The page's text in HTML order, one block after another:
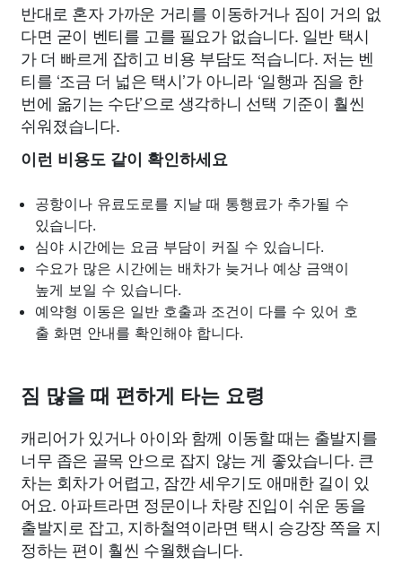
반대로 혼자 가까운 거리를 이동하거나 짐이 거의 없
다면 굳이 벤티를 고를 필요가 없습니다. 일반 택시
가 더 빠르게 잡히고 비용 부담도 적습니다. 저는 벤
티를 ‘조금 더 넓은 택시’가 아니라 ‘일행과 짐을 한
번에 옮기는 수단’으로 생각하니 선택 기준이 훨씬
쉬워졌습니다.
이런 비용도 같이 확인하세요
공항이나 유료도로를 지날 때 통행료가 추가될 수
있습니다.
심야 시간에는 요금 부담이 커질 수 있습니다.
수요가 많은 시간에는 배차가 늦거나 예상 금액이
높게 보일 수 있습니다.
예약형 이동은 일반 호출과 조건이 다를 수 있어 호
출 화면 안내를 확인해야 합니다.
짐 많을 때 편하게 타는 요령
캐리어가 있거나 아이와 함께 이동할 때는 출발지를
너무 좁은 골목 안으로 잡지 않는 게 좋았습니다. 큰
차는 회차가 어렵고, 잠깐 세우기도 애매한 길이 있
어요. 아파트라면 정문이나 차량 진입이 쉬운 동을
출발지로 잡고, 지하철역이라면 택시 승강장 쪽을 지
정하는 편이 훨씬 수월했습니다.